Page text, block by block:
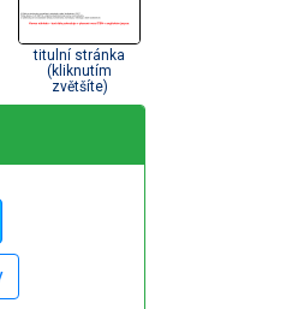
titulní stránka
(kliknutím
zvětšíte)